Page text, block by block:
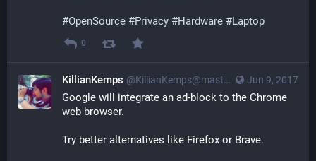
#OpenSource #Privacy #Hardware #Laptop
0
Jun 9, 2017
KillianKemps @KillianKemps@mastodon.qowala.org
Google will integrate an ad-block to the Chrome
web browser.
Try better alternatives like Firefox or Brave.